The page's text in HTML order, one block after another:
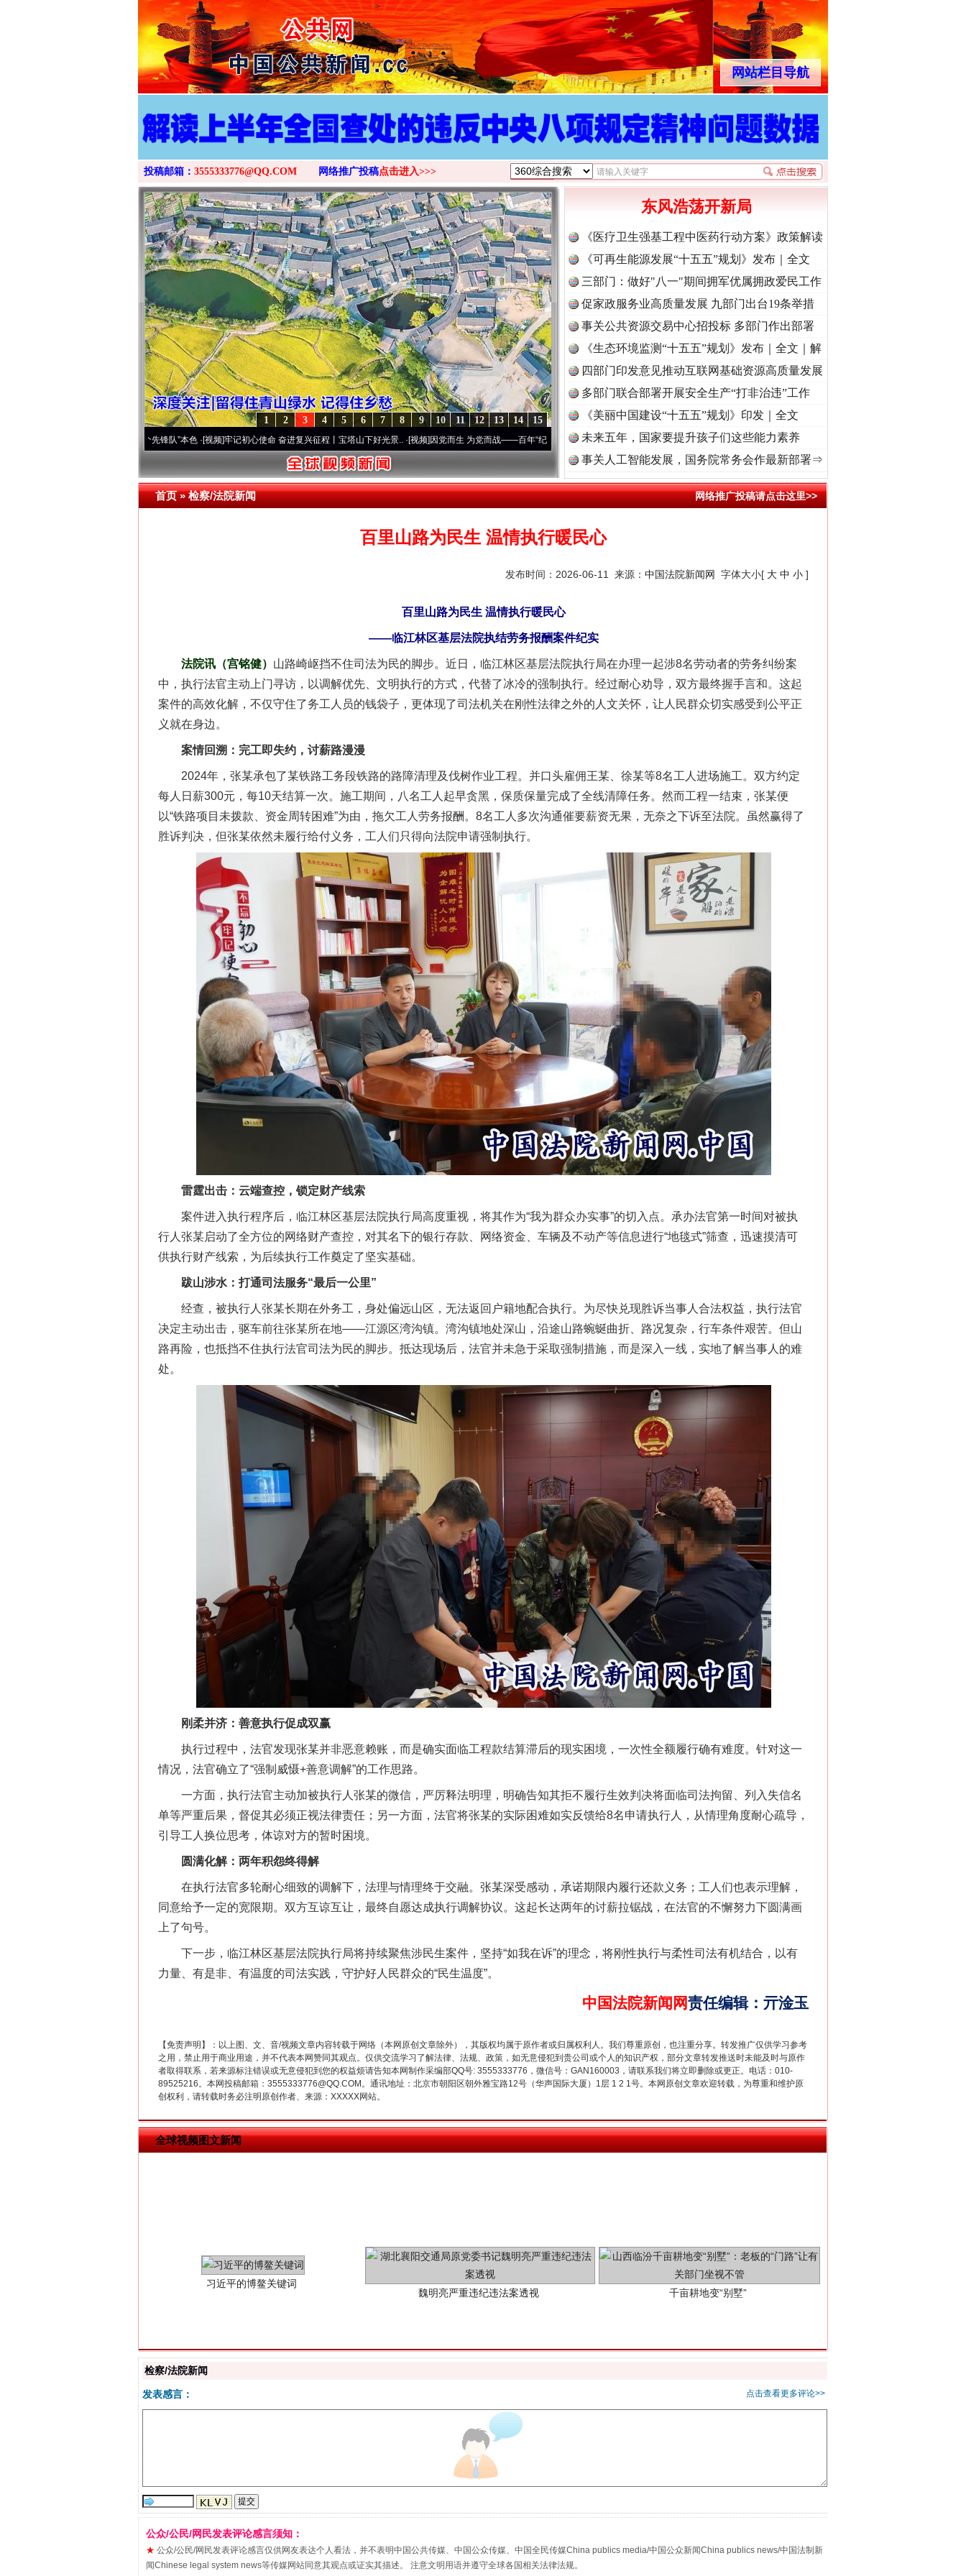
>
网站栏目导航
投稿邮箱： 3555333776@QQ.COM 网络推广投稿点击进入>>>
15
14
13
12
11
10
9
8
7
6
5
4
3
2
1
永葆“两个先锋队”本色·[视频]牢记初心使命 奋进复兴征程丨宝塔山下好光景..·[视频]因党而生 为党而战——百年“纪”事⑧加强纪律.. ·[视频]牢记初心使命 奋进复兴征程丨“转折之城”激荡..·[视频]牢记初心使命 奋进复兴征程丨红船起航处 潮起
东风浩荡开新局
《医疗卫生强基工程中医药行动方案》政策解读
《可再生能源发展“十五五”规划》发布｜全文
三部门：做好"八一"期间拥军优属拥政爱民工作
促家政服务业高质量发展 九部门出台19条举措
事关公共资源交易中心招投标 多部门作出部署
《生态环境监测“十五五”规划》发布｜全文｜解
读
四部门印发意见推动互联网基础资源高质量发展
多部门联合部署开展安全生产“打非治违”工作
《美丽中国建设“十五五”规划》印发｜全文
未来五年，国家要提升孩子们这些能力素养
事关人工智能发展，国务院常务会作最新部署⇒
首页»检察/法院新闻 网络推广投稿请点击这里>>
百里山路为民生 温情执行暖民心
发布时间：2026-06-11 来源： 中国法院新闻网 字体大小[ 大 中 小 ]
百里山路为民生 温情执行暖民心
——临江林区基层法院执结劳务报酬案件纪实
法院讯（宫铭健） 山路崎岖挡不住司法为民的脚步。近日，临江林区基层法院执行局在办理一起涉8名劳动者的劳务纠纷案
中，执行法官主动上门寻访，以调解优先、文明执行的方式，代替了冰冷的强制执行。经过耐心劝导，双方最终握手言和。这起
案件的高效化解，不仅守住了务工人员的钱袋子，更体现了司法机关在刚性法律之外的人文关怀，让人民群众切实感受到公平正
义就在身边。
案情回溯：完工即失约，讨薪路漫漫
2024年，张某承包了某铁路工务段铁路的路障清理及伐树作业工程。并口头雇佣王某、徐某等8名工人进场施工。双方约定
每人日薪300元，每10天结算一次。施工期间，八名工人起早贪黑，保质保量完成了全线清障任务。然而工程一结束，张某便
以“铁路项目未拨款、资金周转困难”为由，拖欠工人劳务报酬。8名工人多次沟通催要薪资无果，无奈之下诉至法院。虽然赢得了
胜诉判决，但张某依然未履行给付义务，工人们只得向法院申请强制执行。
雷霆出击：云端查控，锁定财产线索
案件进入执行程序后，临江林区基层法院执行局高度重视，将其作为“我为群众办实事”的切入点。承办法官第一时间对被执
行人张某启动了全方位的网络财产查控，对其名下的银行存款、网络资金、车辆及不动产等信息进行“地毯式”筛查，迅速摸清可
供执行财产线索，为后续执行工作奠定了坚实基础。
跋山涉水：打通司法服务“最后一公里”
经查，被执行人张某长期在外务工，身处偏远山区，无法返回户籍地配合执行。为尽快兑现胜诉当事人合法权益，执行法官
决定主动出击，驱车前往张某所在地——江源区湾沟镇。湾沟镇地处深山，沿途山路蜿蜒曲折、路况复杂，行车条件艰苦。但山
路再险，也抵挡不住执行法官司法为民的脚步。抵达现场后，法官并未急于采取强制措施，而是深入一线，实地了解当事人的难
处。
刚柔并济：善意执行促成双赢
执行过程中，法官发现张某并非恶意赖账，而是确实面临工程款结算滞后的现实困境，一次性全额履行确有难度。针对这一
情况，法官确立了“强制威慑+善意调解”的工作思路。
一方面，执行法官主动加被执行人张某的微信，严厉释法明理，明确告知其拒不履行生效判决将面临司法拘留、列入失信名
单等严重后果，督促其必须正视法律责任；另一方面，法官将张某的实际困难如实反馈给8名申请执行人，从情理角度耐心疏导，
引导工人换位思考，体谅对方的暂时困境。
圆满化解：两年积怨终得解
在执行法官多轮耐心细致的调解下，法理与情理终于交融。张某深受感动，承诺期限内履行还款义务；工人们也表示理解，
同意给予一定的宽限期。双方互谅互让，最终自愿达成执行调解协议。这起长达两年的讨薪拉锯战，在法官的不懈努力下圆满画
上了句号。
下一步，临江林区基层法院执行局将持续聚焦涉民生案件，坚持“如我在诉”的理念，将刚性执行与柔性司法有机结合，以有
力量、有是非、有温度的司法实践，守护好人民群众的“民生温度”。
中国法院新闻网责任编辑： 亓淦玉
【免责声明】：以上图、文、音/视频文章内容转载于网络（本网原创文章除外），其版权均属于原作者或归属权利人。我们尊重原创，也注重分享。转发推广仅供学习参考
之用，禁止用于商业用途，并不代表本网赞同其观点。仅供交流学习了解法律、法规、政策，如无意侵犯到贵公司或个人的知识产权，部分文章转发推送时未能及时与原作
者取得联系，若来源标注错误或无意侵犯到您的权益烦请告知本网制作采编部QQ号: 3555333776，微信号：GAN160003，请联系我们将立即删除或更正。电话：010-
89525216。本网投稿邮箱：3555333776@QQ.COM。通讯地址：北京市朝阳区朝外雅宝路12号（华声国际大厦）1层 1 2 1号。本网原创文章欢迎转载，为尊重和维护原
创权利，请转载时务必注明原创作者、来源：XXXXX网站。
全球视频图文新闻
网上购药对药下症？
茶叶“炒上天”
“神药”背后的真相
这是一记警钟！ 法官巧妙执行解纠纷
新中国诞生的见证
揭批美国五大"原罪" "炒鞋教程"里的骗局
检察/法院新闻
点击查看更多评论>>
发表感言：
公众/公民/网民发表评论感言须知：
★ 公众/公民/网民发表评论感言仅供网友表达个人看法，并不表明中国公共传媒、中国公众传媒、中国全民传媒China publics media/中国公众新闻China publics news/中国法制新
闻Chinese legal system news等传媒网站同意其观点或证实其描述。 注意文明用语并遵守全球各国相关法律法规。